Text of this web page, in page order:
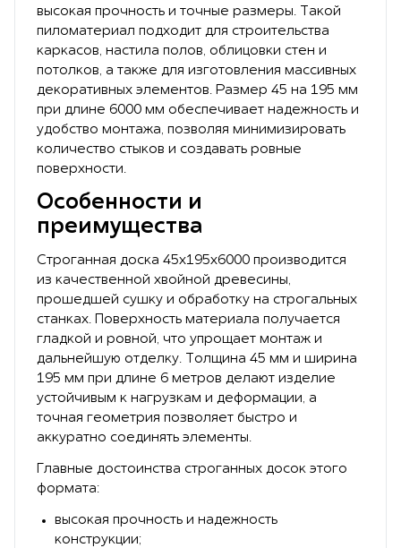
высокая прочность и точные размеры. Такой
пиломатериал подходит для строительства
каркасов, настила полов, облицовки стен и
потолков, а также для изготовления массивных
декоративных элементов. Размер 45 на 195 мм
при длине 6000 мм обеспечивает надежность и
удобство монтажа, позволяя минимизировать
количество стыков и создавать ровные
поверхности.
Особенности и
преимущества
Строганная доска 45х195х6000 производится
из качественной хвойной древесины,
прошедшей сушку и обработку на строгальных
станках. Поверхность материала получается
гладкой и ровной, что упрощает монтаж и
дальнейшую отделку. Толщина 45 мм и ширина
195 мм при длине 6 метров делают изделие
устойчивым к нагрузкам и деформации, а
точная геометрия позволяет быстро и
аккуратно соединять элементы.
Главные достоинства строганных досок этого
формата:
высокая прочность и надежность
конструкции;